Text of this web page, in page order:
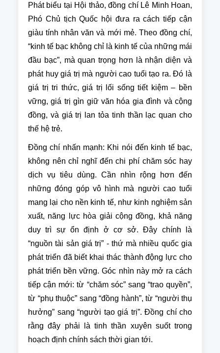
Phát biểu tại Hội thảo, đồng chí Lê Minh Hoan,
Phó Chủ tịch Quốc hội đưa ra cách tiếp cận
giàu tính nhân văn và mới mẻ. Theo đồng chí,
“kinh tế bạc không chỉ là kinh tế của những mái
đầu bạc”, mà quan trọng hơn là nhận diện và
phát huy giá trị mà người cao tuổi tạo ra. Đó là
giá trị tri thức, giá trị lối sống tiết kiệm – bền
vững, giá trị gìn giữ văn hóa gia đình và cộng
đồng, và giá trị lan tỏa tinh thần lạc quan cho
thế hệ trẻ.
Đồng chí nhấn mạnh: Khi nói đến kinh tế bạc,
không nên chỉ nghĩ đến chi phí chăm sóc hay
dịch vụ tiêu dùng. Cần nhìn rộng hơn đến
những đóng góp vô hình mà người cao tuổi
mang lại cho nền kinh tế, như kinh nghiệm sản
xuất, năng lực hòa giải cộng đồng, khả năng
duy trì sự ổn định ở cơ sở. Đây chính là
“nguồn tài sản giá trị” - thứ mà nhiều quốc gia
phát triển đã biết khai thác thành động lực cho
phát triển bền vững. Góc nhìn này mở ra cách
tiếp cận mới: từ “chăm sóc” sang “trao quyền”,
từ “phụ thuộc” sang “đồng hành”, từ “người thụ
hưởng” sang “người tạo giá trị”. Đồng chí cho
rằng đây phải là tinh thần xuyên suốt trong
hoạch định chính sách thời gian tới.